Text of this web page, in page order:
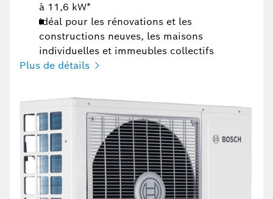
à 11,6 kW*
Idéal pour les rénovations et les
constructions neuves, les maisons
individuelles et immeubles collectifs
Plus de détails